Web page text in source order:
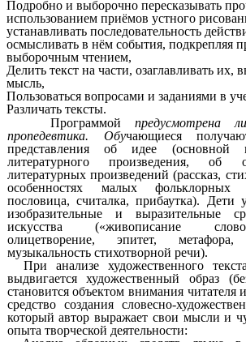
Подробно и выборочно пересказывать
использованием приёмов устного
устанавливать последовательность
осмысливать в нём события, подкрепляя
выборочным чтением,
Делить текст на части, озаглавливать их,
мысль,
Пользоваться вопросами и заданиями в
Различать тексты.
Программойпредусмотрена
пропедевтика. Обучающиеся
представления об идее (основной
литературного произведения, об
литературных произведений (рассказ,
особенностях малых фольклорных
пословица, считалка, прибаутка). Дети
изобразительные и выразительные
искусства («живописание
олицетворение, эпитет,
музыкальность стихотворной речи).
При анализе художественного
выдвигается художественный образ
становится объектом внимания читателя
средство создания словесно-
который автор выражает свои мысли и
опыта творческой деятельности: